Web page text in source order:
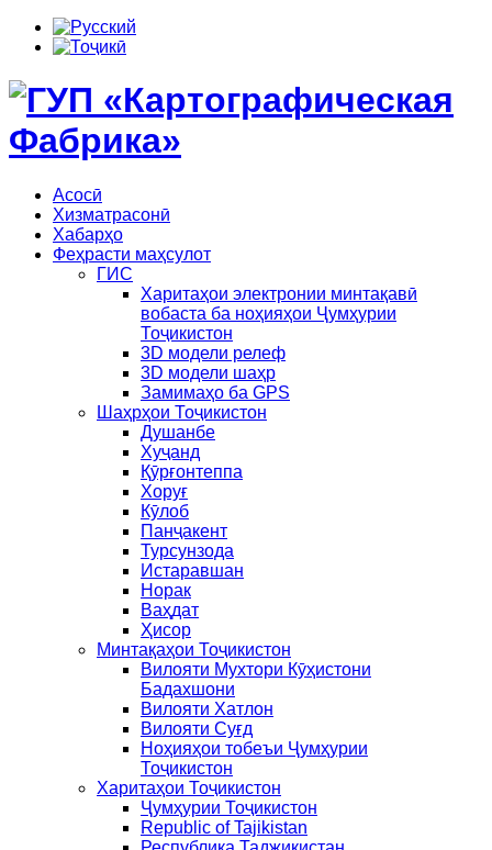
Асосӣ
Хизматрасонӣ
Хабарҳо
Феҳрасти маҳсулот
ГИС
Харитаҳои электронии минтақавӣ
вобаста ба ноҳияҳои Ҷумҳурии
Тоҷикистон
3D модели релеф
3D модели шаҳр
Замимаҳо ба GPS
Шаҳрҳои Тоҷикистон
Душанбе
Хуҷанд
Қӯрғонтеппа
Хоруғ
Кӯлоб
Панҷакент
Турсунзода
Истаравшан
Норак
Ваҳдат
Ҳисор
Минтақаҳои Тоҷикистон
Вилояти Мухтори Кӯҳистони
Бадахшони
Вилояти Хатлон
Вилояти Суғд
Ноҳияҳои тобеъи Ҷумҳурии
Тоҷикистон
Харитаҳои Тоҷикистон
Ҷумҳурии Тоҷикистон
Republic of Tajikistan